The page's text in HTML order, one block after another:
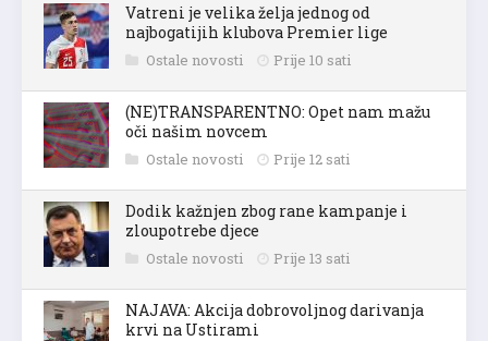
Vatreni je velika želja jednog od
najbogatijih klubova Premier lige
Ostale novosti Prije 10 sati
(NE)TRANSPARENTNO: Opet nam mažu
oči našim novcem
Ostale novosti Prije 12 sati
Dodik kažnjen zbog rane kampanje i
zloupotrebe djece
Ostale novosti Prije 13 sati
NAJAVA: Akcija dobrovoljnog darivanja
krvi na Ustirami